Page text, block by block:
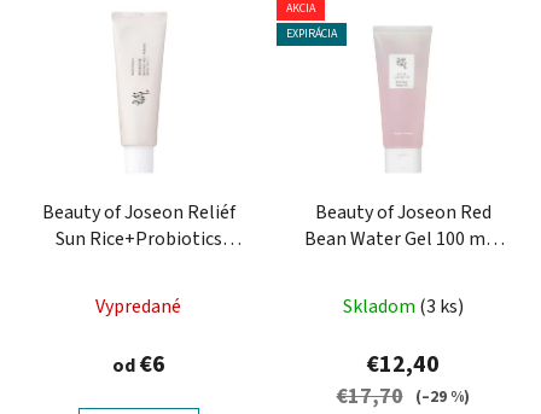
Beauty of Joseon Reliéf
Sun Rice+Probiotics
krém s probiotikami
Vypredané
od€6
AKCIA
EXPIRÁCIA
Beauty of Joseon Red
Bean Water Gel ​​100 ml -
Skladom (3 ks)
€12,40
€17,70 (–29 %)